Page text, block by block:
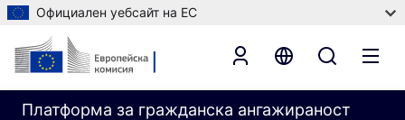
Официален уебсайт на ЕС
Платформа за гражданска ангажираност